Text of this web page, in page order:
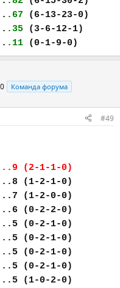
.67 (6-13-23-0)
.35 (3-6-12-1)
.11 (0-1-9-0)
Команда форума
#49
(2-1-1-0)
(1-2-1-0)
(1-2-0-0)
(0-2-2-0)
(0-2-1-0)
(0-2-1-0)
(0-2-1-0)
(0-2-1-0)
(1-0-2-0)